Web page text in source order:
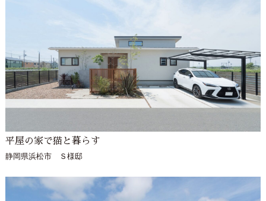
平屋の家で猫と暮らす
静岡県浜松市 Ｓ様邸